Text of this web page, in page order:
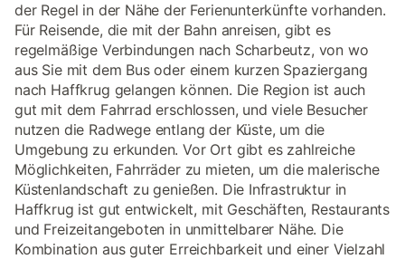
der Regel in der Nähe der Ferienunterkünfte vorhanden.
Für Reisende, die mit der Bahn anreisen, gibt es
regelmäßige Verbindungen nach Scharbeutz, von wo
aus Sie mit dem Bus oder einem kurzen Spaziergang
nach Haffkrug gelangen können. Die Region ist auch
gut mit dem Fahrrad erschlossen, und viele Besucher
nutzen die Radwege entlang der Küste, um die
Umgebung zu erkunden. Vor Ort gibt es zahlreiche
Möglichkeiten, Fahrräder zu mieten, um die malerische
Küstenlandschaft zu genießen. Die Infrastruktur in
Haffkrug ist gut entwickelt, mit Geschäften, Restaurants
und Freizeitangeboten in unmittelbarer Nähe. Die
Kombination aus guter Erreichbarkeit und einer Vielzahl